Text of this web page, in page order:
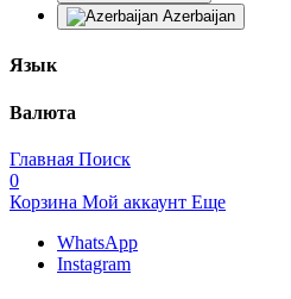
Azerbaijan
Язык
Валюта
Главная Поиск
0
Корзина Мой аккаунт Еще
WhatsApp
Instagram